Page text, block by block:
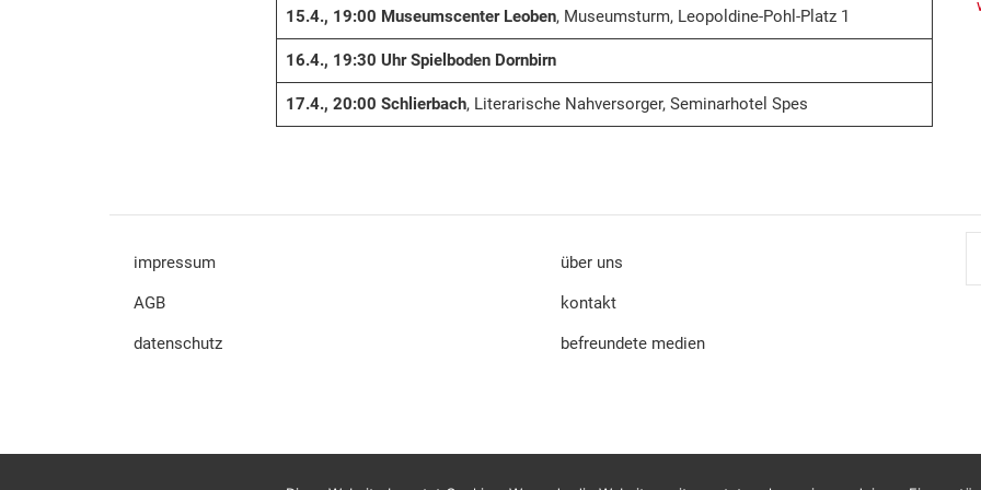
15.4., 19:00 Museumscenter Leoben, Museumsturm, Leopoldine-Pohl-Platz 1
16.4., 19:30 Uhr Spielboden Dornbirn
17.4., 20:00 Schlierbach, Literarische Nahversorger, Seminarhotel Spes
impressum
AGB
datenschutz
über uns
kontakt
befreundete medien